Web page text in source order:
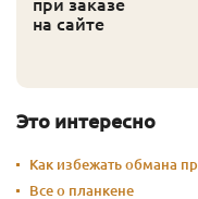
при заказе
на сайте
Это интересно
Как избежать обмана
Все о планкене